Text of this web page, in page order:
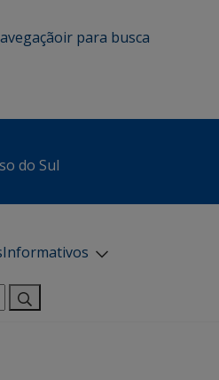
ir para busca
do Sul
Informativos